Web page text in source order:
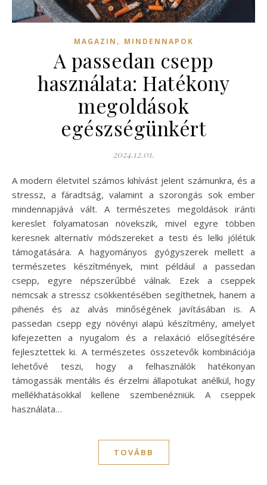
MAGAZIN , MINDENNAPOK
A passedan csepp
használata: Hatékony
megoldások
egészségünkért
2024.12.01.
A modern életvitel számos kihívást jelent számunkra, és a
stressz, a fáradtság, valamint a szorongás sok ember
mindennapjává vált. A természetes megoldások iránti
kereslet folyamatosan növekszik, mivel egyre többen
keresnek alternatív módszereket a testi és lelki jólétük
támogatására. A hagyományos gyógyszerek mellett a
természetes készítmények, mint például a passedan
csepp, egyre népszerűbbé válnak. Ezek a cseppek
nemcsak a stressz csökkentésében segíthetnek, hanem a
pihenés és az alvás minőségének javításában is. A
passedan csepp egy növényi alapú készítmény, amelyet
kifejezetten a nyugalom és a relaxáció elősegítésére
fejlesztettek ki. A természetes összetevők kombinációja
lehetővé teszi, hogy a felhasználók hatékonyan
támogassák mentális és érzelmi állapotukat anélkül, hogy
mellékhatásokkal kellene szembenézniük. A cseppek
használata…
TOVÁBB